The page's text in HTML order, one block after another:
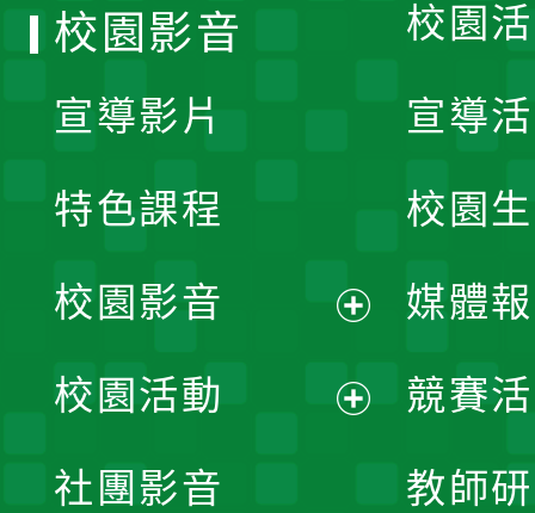
校園
宣導
校園
媒體
競賽
教師
校園影音
宣導影片
特色課程
校園影音
開
校園活動
社團影音